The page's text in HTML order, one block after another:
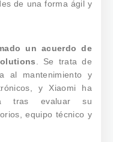
de una forma ágil y
un acuerdo de
. Se trata de
al mantenimiento y
y Xiaomi ha
tras evaluar su
equipo técnico y